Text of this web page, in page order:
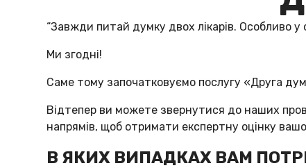
“Завжди питай думку двох лікарів. Особливо
Ми згодні!
Саме тому започатковуємо послугу «Друга
Відтепер ви можете звернутися до наших
напрямів, щоб отримати експертну оцінку
В ЯКИХ ВИПАДКАХ ВАМ